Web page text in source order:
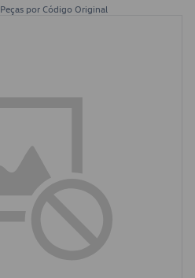
Peças por Código Original